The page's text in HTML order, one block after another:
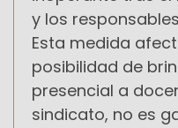
y los
Esta medida
posibilidad de
presencial a
sindicato, no es